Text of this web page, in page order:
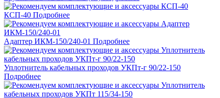
КСП-40 Подробнее
Адаптер ИКМ-150/240-01 Подробнее
Уплотнитель кабельных проходов УКПт-г 90/22-150
Подробнее